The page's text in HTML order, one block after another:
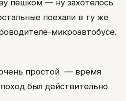
пешком — ну захотелось
поехали в ту же
микроавтобусе.
простой — время
был действительно